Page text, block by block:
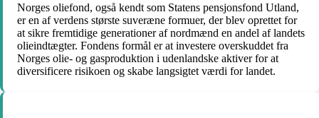
Norges oliefond, også kendt som Statens pensjonsfond Utland,
er en af verdens største suveræne formuer, der blev oprettet for
at sikre fremtidige generationer af nordmænd en andel af landets
olieindtægter. Fondens formål er at investere overskuddet fra
Norges olie- og gasproduktion i udenlandske aktiver for at
diversificere risikoen og skabe langsigtet værdi for landet.